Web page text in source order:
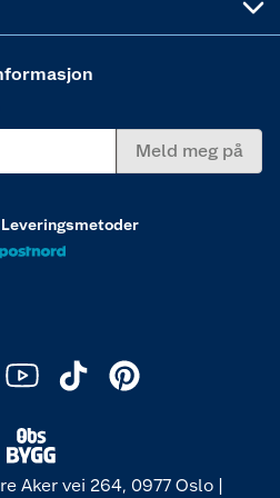
Meld meg på
Leveringsmetoder
Aker vei 264, 0977 Oslo |